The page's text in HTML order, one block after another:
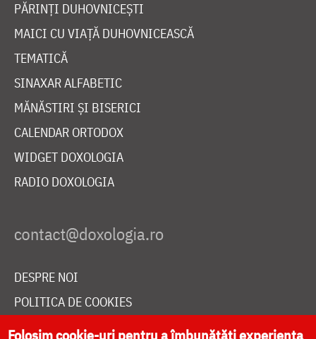
PĂRINȚI DUHOVNICEȘTI
MAICI CU VIAȚĂ DUHOVNICEASCĂ
TEMATICĂ
SINAXAR ALFABETIC
MĂNĂSTIRI ȘI BISERICI
CALENDAR ORTODOX
WIDGET DOXOLOGIA
RADIO DOXOLOGIA
DESPRE NOI
POLITICA DE COOKIES
DONEAZĂ ONLINE PENTRU CATEDRALA NAȚIONALĂ
Folosim cookie-uri pentru a îmbunătăți experiența